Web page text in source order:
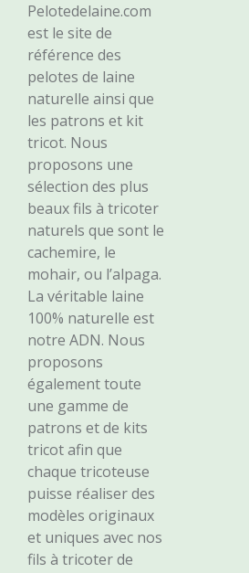
Pelotedelaine.com
est le site de
référence des
pelotes de laine
naturelle ainsi que
les patrons et kit
tricot. Nous
proposons une
sélection des plus
beaux fils à tricoter
naturels que sont le
cachemire, le
mohair, ou l’alpaga.
La véritable laine
100% naturelle est
notre ADN. Nous
proposons
également toute
une gamme de
patrons et de kits
tricot afin que
chaque tricoteuse
puisse réaliser des
modèles originaux
et uniques avec nos
fils à tricoter de